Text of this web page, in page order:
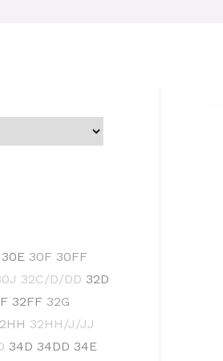
30E 30F 30FF
32C/D/DD 32D
32FF 32G
32HH/J/JJ
34D 34DD 34E